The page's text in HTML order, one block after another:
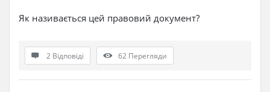
Як називається цей правовий документ?
2 Відповіді 62 Перегляди